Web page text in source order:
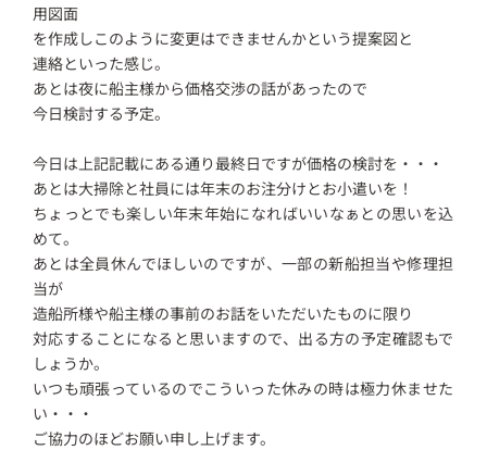
用図面
を作成しこのように変更はできませんかという提案図と
連絡といった感じ。
あとは夜に船主様から価格交渉の話があったので
今日検討する予定。
今日は上記記載にある通り最終日ですが価格の検討を・・・
あとは大掃除と社員には年末のお注分けとお小遣いを！
ちょっとでも楽しい年末年始になればいいなぁとの思いを込
めて。
あとは全員休んでほしいのですが、一部の新船担当や修理担
当が
造船所様や船主様の事前のお話をいただいたものに限り
対応することになると思いますので、出る方の予定確認もで
しょうか。
いつも頑張っているのでこういった休みの時は極力休ませた
い・・・
ご協力のほどお願い申し上げます。